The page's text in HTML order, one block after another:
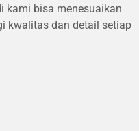
kami bisa menesuaikan
kwalitas dan detail setiap